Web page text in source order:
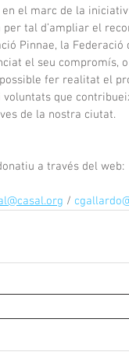
el marc de la
per tal d’ampliar el
Pinnae, la Federació
el seu compromís,
fer realitat el
voluntats que
de la nostra ciutat.
a través del web:
/